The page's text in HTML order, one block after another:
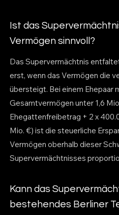
Ist das
Vermögen sinnvoll?
Das Supervermächtnis
erst, wenn das Vermögen die
übersteigt. Bei einem Ehepaar
Gesamtvermögen unter 1,6
Ehegattenfreibetrag + 2 x
Mio. €) ist die steuerliche
Vermögen oberhalb dieser
Supervermächtnisses
Kann das
bestehendes Berliner